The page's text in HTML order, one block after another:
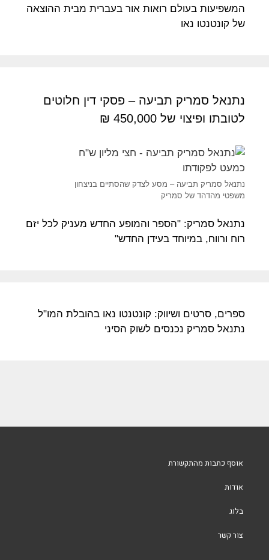
המשפיעות בעולם רואות אור בעברית מבית ההוצאה
של קונטנטו נאו
נתנאל סמריק תביעה – פסקי דין חלוטים
לטובתו ופיצוי של 450,000 ₪
נתנאל סמריק תביעה – מסע לצדק שהסתיים בניצחון
משפטי מהדהד של סמריק
נתנאל סמריק: "הספר והמופע החדש מעניק לכל יזם
רוח ורווח, במיוחד בעידן החדש"
ספרים, סרטים ושיווק: קונטנטו נאו בהובלת המו"ל
נתנאל סמריק נכנסים לשוק הסיני​
אוסף כתבות מהתקשורת
אודות
בלוג
צור קשר